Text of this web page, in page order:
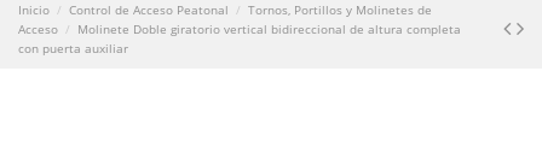
Inicio Control de Acceso Peatonal
Tornos, Portillos y Molinetes de
Acceso
Molinete Doble giratorio vertical bidireccional de altura completa
con puerta auxiliar